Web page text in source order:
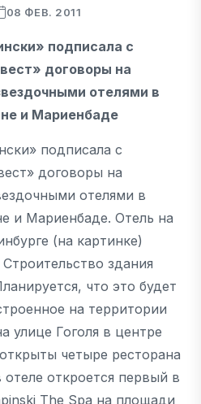
08 ФЕВ. 2011
подписала с
договоры на
отелями в
и Мариенбаде
подписала с
договоры на
отелями в
и Мариенбаде. Отель на
(на картинке)
здания
что это будет
на территории
улице Гоголя в центре
четыре ресторана
откроется первый в
The Spa на площади